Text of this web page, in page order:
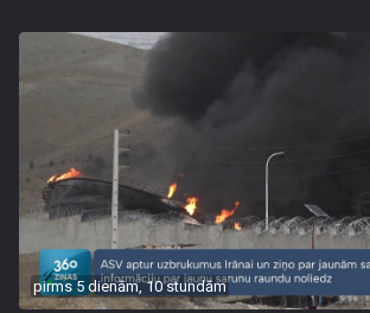
pirms 5 dienām, 10 stundām